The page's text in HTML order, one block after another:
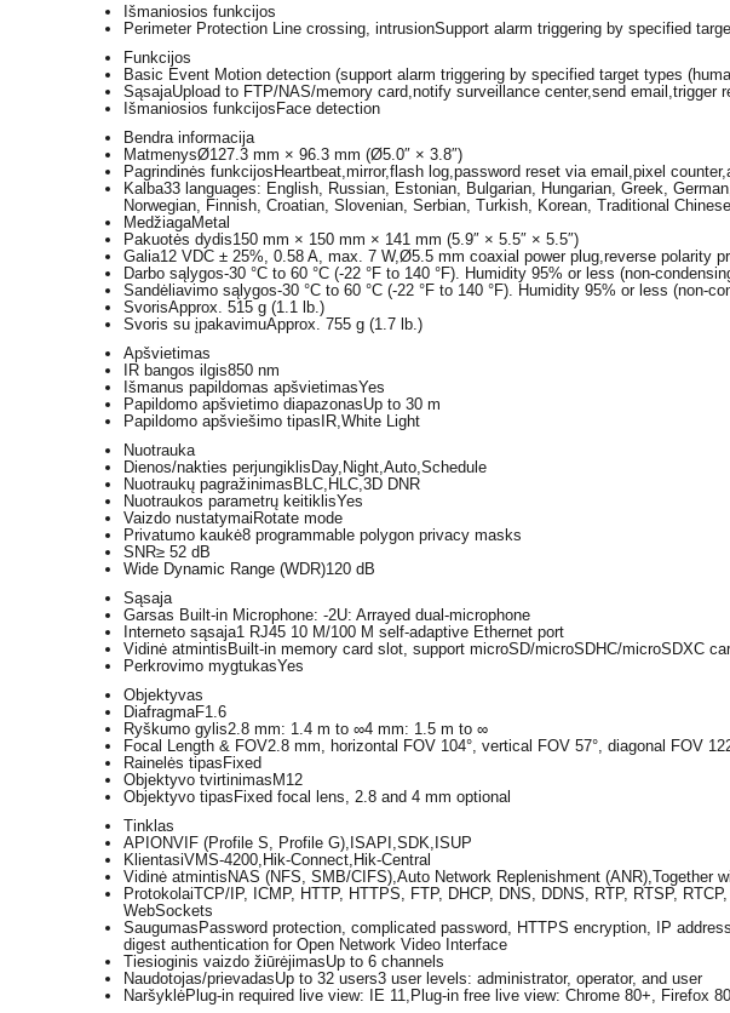
Išmaniosios funkcijos
Perimeter Protection Line crossing, intrusionSupport alarm triggering by specified
Funkcijos
Basic Event Motion detection (support alarm triggering by specified target types
SąsajaUpload to FTP/NAS/memory card,notify surveillance center,send email,trigger
Išmaniosios funkcijosFace detection
Bendra informacija
MatmenysØ127.3 mm × 96.3 mm (Ø5.0″ × 3.8″)
Pagrindinės funkcijosHeartbeat,mirror,flash log,password reset via email,pixel
Kalba33 languages: English, Russian, Estonian, Bulgarian, Hungarian, Greek,
Norwegian, Finnish, Croatian, Slovenian, Serbian, Turkish, Korean, Traditional
MedžiagaMetal
Pakuotės dydis150 mm × 150 mm × 141 mm (5.9″ × 5.5″ × 5.5″)
Galia12 VDC ± 25%, 0.58 A, max. 7 W,Ø5.5 mm coaxial power plug,reverse polarity
Darbo sąlygos-30 °C to 60 °C (-22 °F to 140 °F). Humidity 95% or less (non-
Sandėliavimo sąlygos-30 °C to 60 °C (-22 °F to 140 °F). Humidity 95% or less (non-
SvorisApprox. 515 g (1.1 lb.)
Svoris su įpakavimuApprox. 755 g (1.7 lb.)
Apšvietimas
IR bangos ilgis850 nm
Išmanus papildomas apšvietimasYes
Papildomo apšvietimo diapazonasUp to 30 m
Papildomo apšviešimo tipasIR,White Light
Nuotrauka
Dienos/nakties perjungiklisDay,Night,Auto,Schedule
Nuotraukų pagražinimasBLC,HLC,3D DNR
Nuotraukos parametrų keitiklisYes
Vaizdo nustatymaiRotate mode
Privatumo kaukė8 programmable polygon privacy masks
SNR≥ 52 dB
Wide Dynamic Range (WDR)120 dB
Sąsaja
Garsas Built-in Microphone: -2U: Arrayed dual-microphone
Interneto sąsaja1 RJ45 10 M/100 M self-adaptive Ethernet port
Vidinė atmintisBuilt-in memory card slot, support microSD/microSDHC/microSDXC
Perkrovimo mygtukasYes
Objektyvas
DiafragmaF1.6
Ryškumo gylis2.8 mm: 1.4 m to ∞4 mm: 1.5 m to ∞
Focal Length & FOV2.8 mm, horizontal FOV 104°, vertical FOV 57°, diagonal FOV
Rainelės tipasFixed
Objektyvo tvirtinimasM12
Objektyvo tipasFixed focal lens, 2.8 and 4 mm optional
Tinklas
APIONVIF (Profile S, Profile G),ISAPI,SDK,ISUP
KlientasiVMS-4200,Hik-Connect,Hik-Central
Vidinė atmintisNAS (NFS, SMB/CIFS),Auto Network Replenishment (ANR),Together
ProtokolaiTCP/IP, ICMP, HTTP, HTTPS, FTP, DHCP, DNS, DDNS, RTP, RTSP,
WebSockets
SaugumasPassword protection, complicated password, HTTPS encryption, IP
digest authentication for Open Network Video Interface
Tiesioginis vaizdo žiūrėjimasUp to 6 channels
Naudotojas/prievadasUp to 32 users3 user levels: administrator, operator, and user
NaršyklėPlug-in required live view: IE 11,Plug-in free live view: Chrome 80+, Firefox